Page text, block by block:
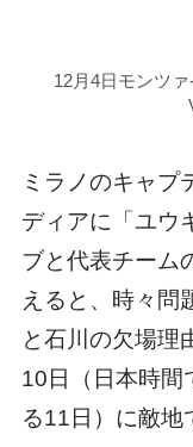
12月4日モンツ
ミラノのキャプ
ディアに「ユウ
ブと代表チーム
えると、時々問
と石川の欠場理
10日（日本時間
る11日）に敵地